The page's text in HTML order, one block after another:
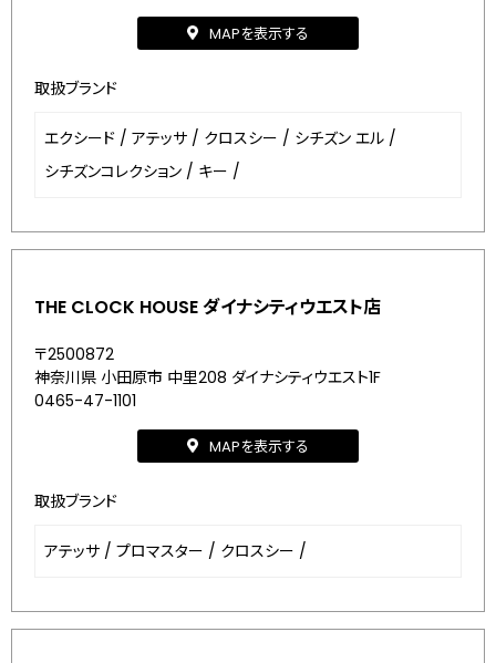
MAPを表示する
取扱ブランド
エクシード / アテッサ / クロスシー / シチズン エル /
シチズンコレクション / キー /
THE CLOCK HOUSE ダイナシティウエスト店
〒2500872
神奈川県 小田原市 中里208 ダイナシティウエスト1F
0465-47-1101
MAPを表示する
取扱ブランド
アテッサ / プロマスター / クロスシー /